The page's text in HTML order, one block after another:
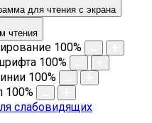
для чтения с экрана
чтения
100%
100%
100%
100%
слабовидящих